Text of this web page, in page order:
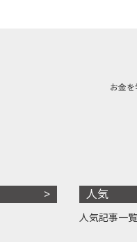
お金
人気
人気記事一覧